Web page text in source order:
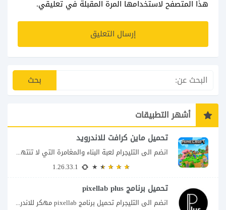
هذا المتصفح لاستخدامها المرة المقبلة في تعليقي.
أشهر التطبيقات
تحميل ماين كرافت للاندرويد
انضم الى التليجرام لعبة البناء والمغامرة التي لا تنتهي Minecraft إذا كنت تبحث عن...
تحميل برنامج pixellab plus
انضم الى التليجرام تحميل برنامج pixellab مهكر للاندرويد يعتبر تطبيق بيكسلاب من اشهر تطبيقات...